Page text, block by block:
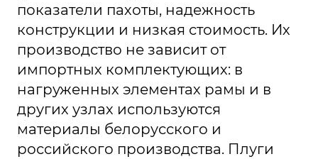
показатели пахоты, надежность
конструкции и низкая стоимость. Их
производство не зависит от
импортных комплектующих: в
нагруженных элементах рамы и в
других узлах используются
материалы белорусского и
российского производства. Плуги